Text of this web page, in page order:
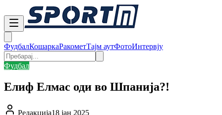
ФудбалКошаркаРакометТајм аутФотоИнтервју
Фудбал
Елиф Елмас оди во Шпанија?!
Редакција18 јан 2025